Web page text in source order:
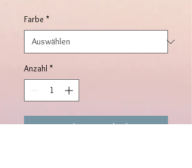
Farbe *
Anzahl *
In den Warenkorb